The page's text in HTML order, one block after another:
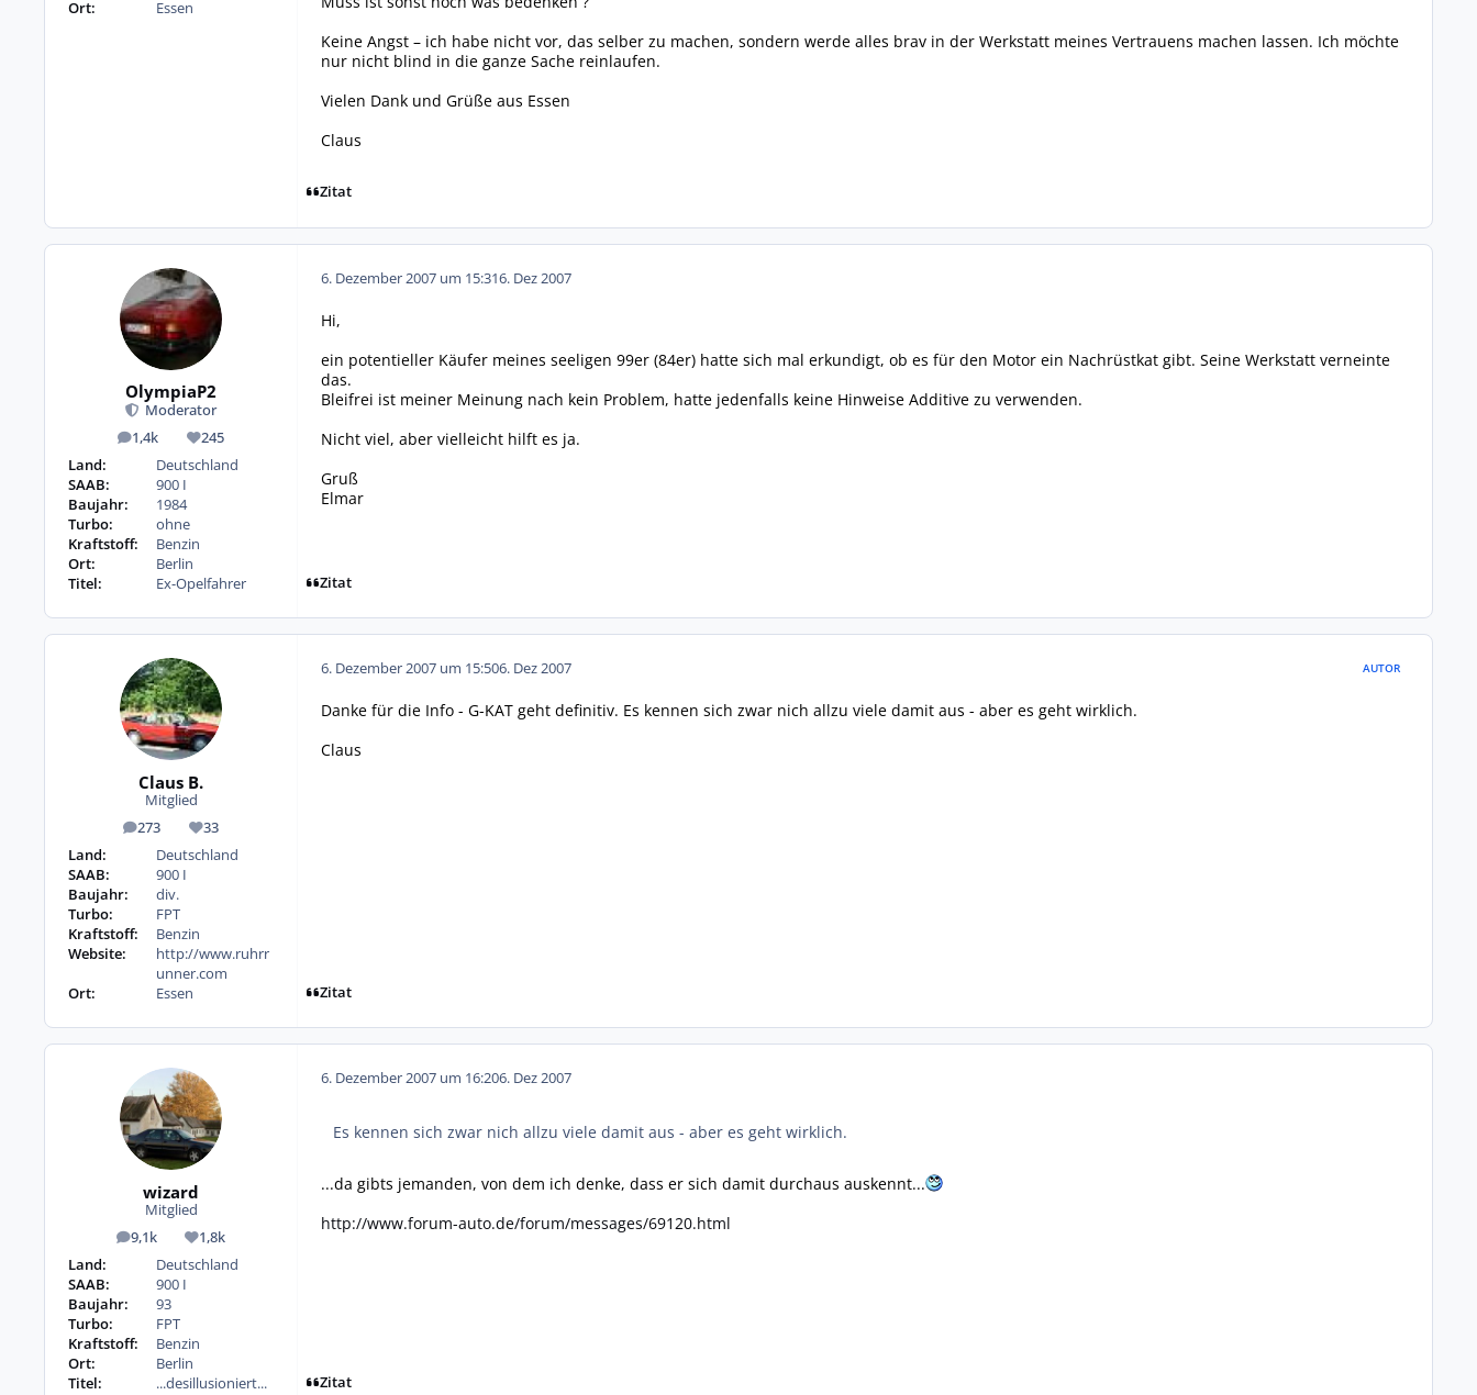
Ort:
Essen
Keine Angst – ich habe nicht vor, das selber zu machen, sondern werde alles brav in der Werkstatt meines Vertrauens machen lassen. Ich möchte
nur nicht blind in die ganze Sache reinlaufen.
Vielen Dank und Grüße aus Essen
Claus
Zitat
OlympiaP2
Moderator
1,4k
Beiträge 245
Reputation
Land:
Deutschland
SAAB:
900 I
Baujahr:
1984
Turbo:
ohne
Kraftstoff:
Benzin
Ort:
Berlin
Titel:
Ex-Opelfahrer
6. Dezember 2007 um 15:316. Dez 2007
Hi,
ein potentieller Käufer meines seeligen 99er (84er) hatte sich mal erkundigt, ob es für den Motor ein Nachrüstkat gibt. Seine Werkstatt verneinte
das.
Bleifrei ist meiner Meinung nach kein Problem, hatte jedenfalls keine Hinweise Additive zu verwenden.
Nicht viel, aber vielleicht hilft es ja.
Gruß
Elmar
Zitat
Claus B.
Mitglied
273
Beiträge 33
Reputation
Land:
Deutschland
SAAB:
900 I
Baujahr:
div.
Turbo:
FPT
Kraftstoff:
Benzin
Website:
http://www.ruhrr
unner.com
Ort:
Essen
6. Dezember 2007 um 15:506. Dez 2007 AUTOR
Danke für die Info - G-KAT geht definitiv. Es kennen sich zwar nich allzu viele damit aus - aber es geht wirklich.
Claus
Zitat
wizard
Mitglied
9,1k
Beiträge 1,8k
Reputation
Land:
Deutschland
SAAB:
900 I
Baujahr:
93
Turbo:
FPT
Kraftstoff:
Benzin
Ort:
Berlin
Titel:
...desillusioniert...
6. Dezember 2007 um 16:206. Dez 2007
Es kennen sich zwar nich allzu viele damit aus - aber es geht wirklich.
...da gibts jemanden, von dem ich denke, dass er sich damit durchaus auskennt...
http://www.forum-auto.de/forum/messages/69120.html
Zitat